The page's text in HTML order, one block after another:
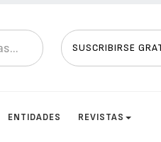
SUSCRIBIRSE
ENTIDADES REVISTAS